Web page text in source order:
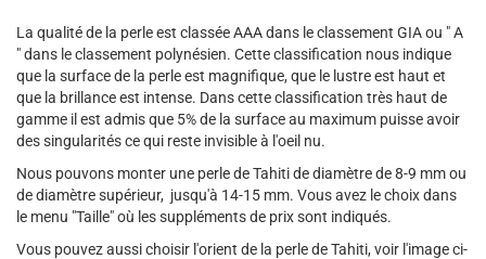
La qualité de la perle est classée AAA dans le classement GIA ou " A
" dans le classement polynésien. Cette classification nous indique
que la surface de la perle est magnifique, que le lustre est haut et
que la brillance est intense. Dans cette classification très haut de
gamme il est admis que 5% de la surface au maximum puisse avoir
des singularités ce qui reste invisible à l'oeil nu.
Nous pouvons monter une perle de Tahiti de diamètre de 8-9 mm ou
de diamètre supérieur, jusqu'à 14-15 mm. Vous avez le choix dans
le menu "Taille" où les suppléments de prix sont indiqués.
Vous pouvez aussi choisir l'orient de la perle de Tahiti, voir l'image ci-